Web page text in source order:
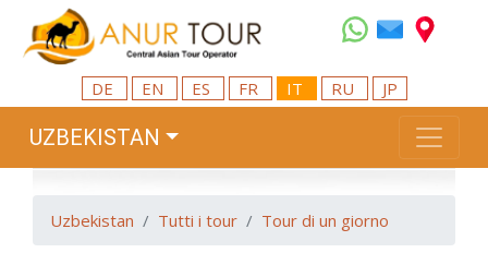
DE EN ES FR IT RU JP
UZBEKISTAN
Uzbekistan Tutti i tour Tour di un giorno